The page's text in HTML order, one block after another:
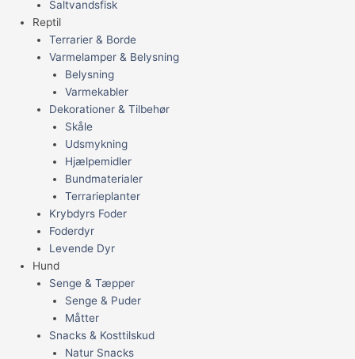
Saltvandsfisk
Reptil
Terrarier & Borde
Varmelamper & Belysning
Belysning
Varmekabler
Dekorationer & Tilbehør
Skåle
Udsmykning
Hjælpemidler
Bundmaterialer
Terrarieplanter
Krybdyrs Foder
Foderdyr
Levende Dyr
Hund
Senge & Tæpper
Senge & Puder
Måtter
Snacks & Kosttilskud
Natur Snacks